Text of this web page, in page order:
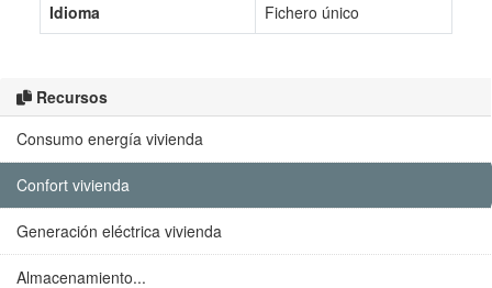
Recursos
Consumo energía vivienda
Confort vivienda
Generación eléctrica vivienda
Almacenamiento...
Idioma Fichero único